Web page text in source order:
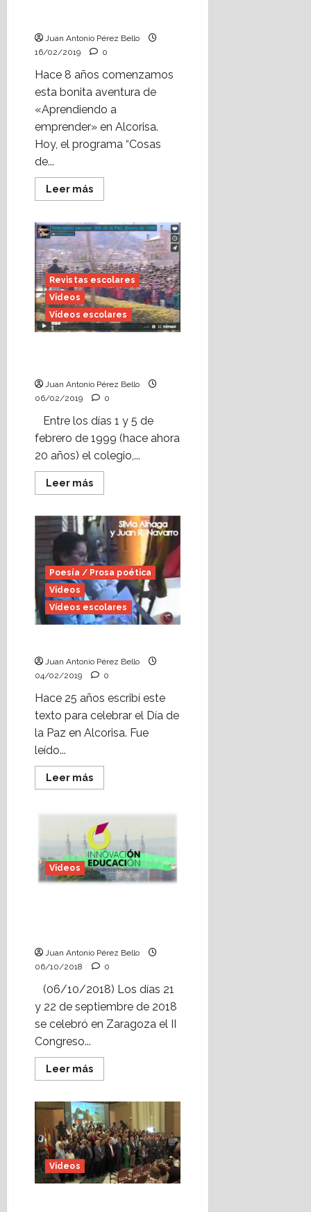
Juan Antonio Pérez Bello
16/02/2019
0
Hace 8 años comenzamos
esta bonita aventura de
«Aprendiendo a
emprender» en Alcorisa.
Hoy, el programa “Cosas
de...
Leer másLeer
más
Reportaje
de
“Cosas
de
clase”
sobre
Aprendiendo
a
emprender
(CEIP
“El
Justicia
Revistas escolares
Videos
Vídeos escolares
Juan Antonio Pérez Bello
06/02/2019
0
Entre los días 1 y 5 de
febrero de 1999 (hace ahora
20 años) el colegio,...
Leer másLeer
más
Vídeo
escolar:
Día
de
la
Paz
(enero,
1999)
Poesía / Prosa poética
Videos
Vídeos escolares
Juan Antonio Pérez Bello
04/02/2019
0
Hace 25 años escribí este
texto para celebrar el Día de
la Paz en Alcorisa. Fue
leído...
Leer másLeer
más
¿Eres
CaPaz?
Videos
Juan Antonio Pérez Bello
06/10/2018
0
(06/10/2018) Los días 21
y 22 de septiembre de 2018
se celebró en Zaragoza el II
Congreso...
Leer másLeer
más
Vídeo:
II
Congreso
de
Innovación
Educativa
(Zaragoza,
2018)
Videos